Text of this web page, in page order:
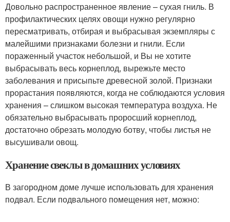
Довольно распространенное явление – сухая гниль. В
профилактических целях овощи нужно регулярно
пересматривать, отбирая и выбрасывая экземпляры с
малейшими признаками болезни и гнили. Если
пораженный участок небольшой, и Вы не хотите
выбрасывать весь корнеплод, вырежьте место
заболевания и присыпьте древесной золой. Признаки
прорастания появляются, когда не соблюдаются условия
хранения – слишком высокая температура воздуха. Не
обязательно выбрасывать проросший корнеплод,
достаточно обрезать молодую ботву, чтобы листья не
высушивали овощ.
Хранение свеклы в домашних условиях
В загородном доме лучше использовать для хранения
подвал. Если подвального помещения нет, можно: